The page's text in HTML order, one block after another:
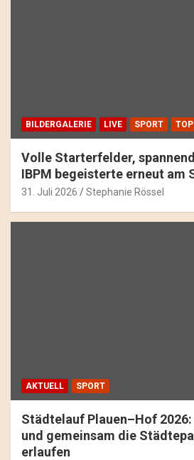
BILDERGALERIE LIVE SPORT
Volle Starterfelder,
IBPM begeisterte erneut am
31. Juli 2026 Stephanie Rössel
AKTUELL SPORT
Städtelauf Plauen–Hof
und gemeinsam die
erlaufen